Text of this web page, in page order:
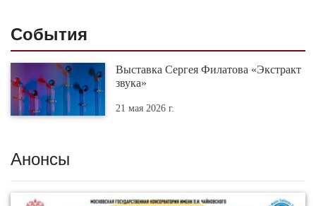
События
Выставка Сергея Филатова «Экстракт
звука»
21 мая 2026 г.
Анонсы